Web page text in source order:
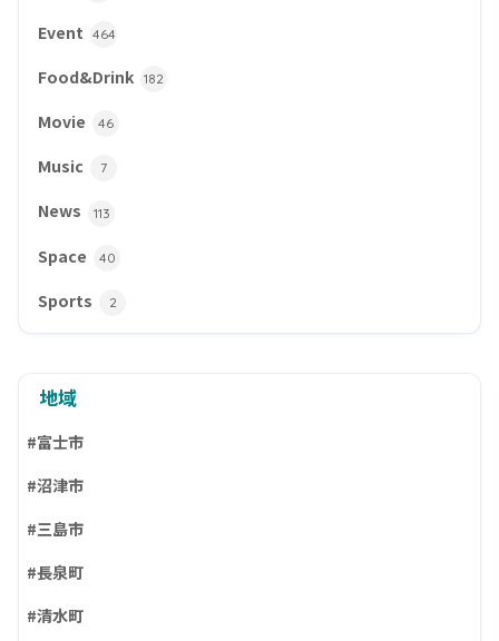
Event 464
Food&Drink 182
Movie 46
Music 7
News 113
Space 40
Sports 2
地域
#富士市
#沼津市
#三島市
#長泉町
#清水町